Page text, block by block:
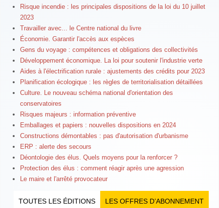
Risque incendie : les principales dispositions de la loi du 10 juillet
2023
Travailler avec... le Centre national du livre
Économie. Garantir l'accès aux espèces
Gens du voyage : compétences et obligations des collectivités
Développement économique. La loi pour soutenir l'industrie verte
Aides à l'électrification rurale : ajustements des crédits pour 2023
Planification écologique : les règles de territorialisation détaillées
Culture. Le nouveau schéma national d'orientation des
conservatoires
Risques majeurs : information préventive
Emballages et papiers : nouvelles dispositions en 2024
Constructions démontables : pas d'autorisation d'urbanisme
ERP : alerte des secours
Déontologie des élus. Quels moyens pour la renforcer ?
Protection des élus : comment réagir après une agression
Le maire et l'arrêté provocateur
LES OFFRES D’ABONNEMENT
TOUTES LES ÉDITIONS